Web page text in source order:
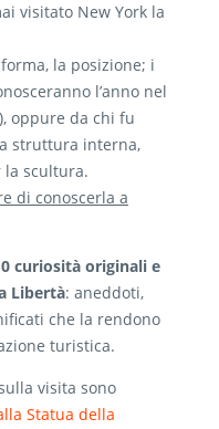
visitato New York la
la posizione; i
l’anno nel
oppure da chi fu
struttura interna,
la scultura.
di conoscerla a
curiosità originali e
Libertà: aneddoti,
che la rendono
turistica.
visita sono
Statua della